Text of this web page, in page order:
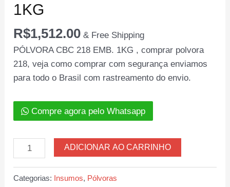
1KG
R$1,512.00 & Free Shipping
PÓLVORA CBC 218 EMB. 1KG , comprar polvora
218, veja como comprar com segurança enviamos
para todo o Brasil com rastreamento do envio.
Compre agora pelo Whatsapp
PÓLVORA
CBC
ADICIONAR AO CARRINHO
Categorias: Insumos, Pólvoras